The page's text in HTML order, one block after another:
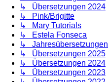
↳ Übersetzungen 2024
↳ Pink/Brigitte
↳ Mary Tutorials
↳ Estela Fonseca
↳ Jahresübersetzungen
↳ Übersetzungen 2025
↳ Übersetzungen 2024
↳ Übersetzungen 2023